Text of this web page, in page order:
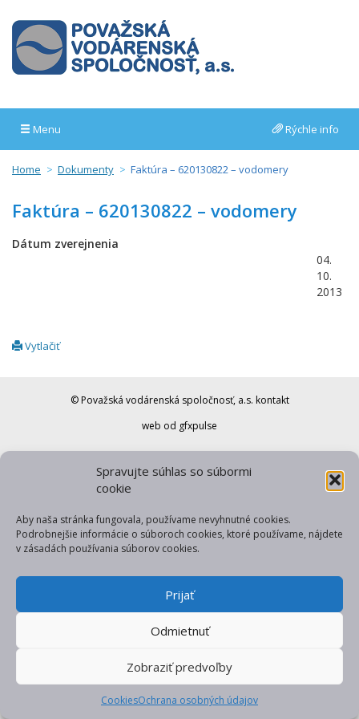
Spravujte súhlas so súbormi
cookie
Aby naša stránka fungovala, používame nevyhnutné cookies.
Podrobnejšie informácie o súboroch cookies, ktoré používame, nájdete
v zásadách používania súborov cookies.
Prijať
Odmietnuť
Zobraziť predvoľby
CookiesOchrana osobných údajov
Menu Rýchle info
Home Dokumenty Faktúra – 620130822 – vodomery
Faktúra – 620130822 – vodomery
Dátum zverejnenia
04.
10.
2013
Vytlačiť
© Považská vodárenská spoločnosť, a.s. kontakt
web od gfxpulse